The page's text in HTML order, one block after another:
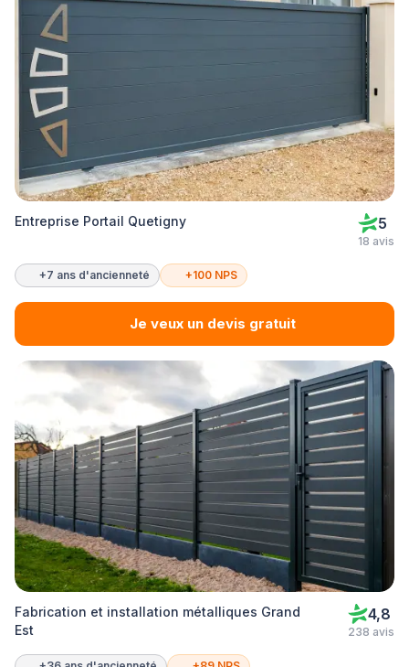
Entreprise Portail Quetigny 5
18 avis
+7 ans d'ancienneté +100 NPS
Je veux un devis gratuit
Fabrication et installation métalliques Grand
Est
4,8
238 avis